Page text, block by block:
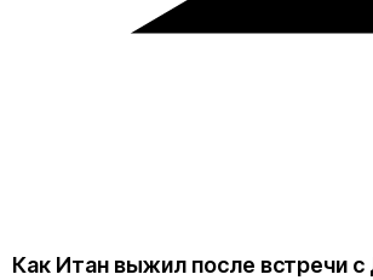
Как Итан выжил после встречи